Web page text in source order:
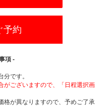
予約
項 -
です。
ございますので、「日程選択画
が異なりますので、予めご了承